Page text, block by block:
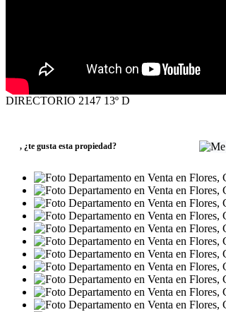
DIRECTORIO 2147 13º D
, ¿te gusta esta propiedad?